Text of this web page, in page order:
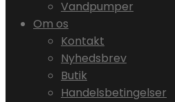
Vandpumper
Om os
Kontakt
Nyhedsbrev
Butik
Handelsbetingelser